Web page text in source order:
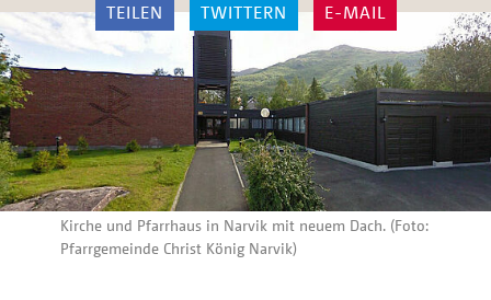
TEILEN TWITTERN E-MAIL
Kirche und Pfarrhaus in Narvik mit neuem Dach. (Foto:
Pfarrgemeinde Christ König Narvik)